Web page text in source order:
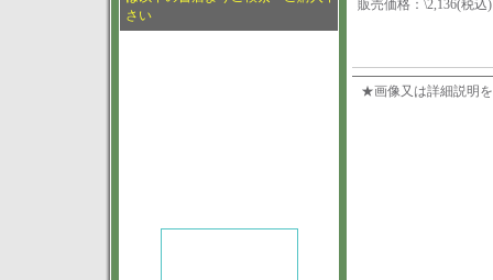
さい
販売価格：\2,136(税込)
★画像又は詳細説明